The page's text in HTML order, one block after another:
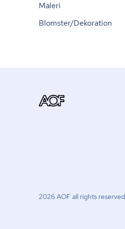
Maleri
Blomster/Dekoration
2026 AOF all rights reserved